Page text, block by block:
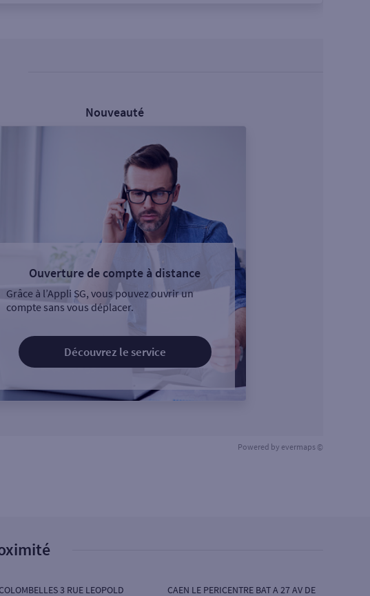
Nouveauté
Ouverture de compte à distance
Grâce à l’Appli SG, vous pouvez ouvrir un
compte sans vous déplacer.
Découvrez le service
Powered by evermaps ©
3 RUE LEOPOLD CAEN LE PERICENTRE BAT A 27 AV DE